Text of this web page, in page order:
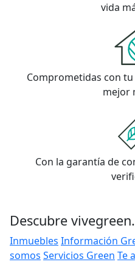
vida
Comprometidas con
mejor
Con la garantía de
Descubre
Inmuebles Información
somos Servicios Green Te